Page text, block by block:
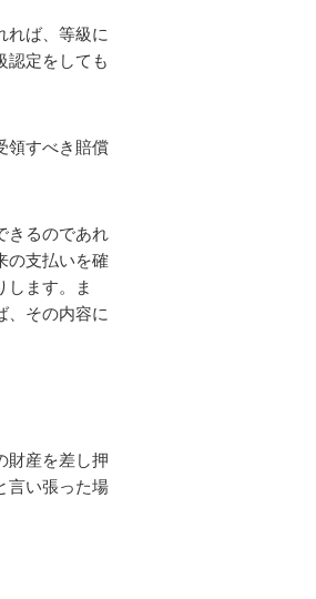
れば、等級に
認定をしても
領すべき賠償
きるのであれ
の支払いを確
します。ま
、その内容に
財産を差し押
言い張った場